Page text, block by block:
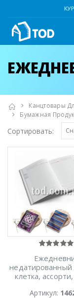
Канцтовары
Бумажная
Сортировать:
недатированный
клетка,
Артикул: